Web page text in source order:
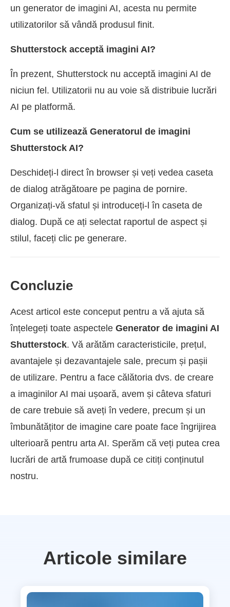
un generator de imagini AI, acesta nu permite
utilizatorilor să vândă produsul finit.
Shutterstock acceptă imagini AI?
În prezent, Shutterstock nu acceptă imagini AI de
niciun fel. Utilizatorii nu au voie să distribuie lucrări
AI pe platformă.
Cum se utilizează Generatorul de imagini
Shutterstock AI?
Deschideți-l direct în browser și veți vedea caseta
de dialog atrăgătoare pe pagina de pornire.
Organizați-vă sfatul și introduceți-l în caseta de
dialog. După ce ați selectat raportul de aspect și
stilul, faceți clic pe generare.
Concluzie
Acest articol este conceput pentru a vă ajuta să
înțelegeți toate aspectele Generator de imagini AI
Shutterstock. Vă arătăm caracteristicile, prețul,
avantajele și dezavantajele sale, precum și pașii
de utilizare. Pentru a face călătoria dvs. de creare
a imaginilor AI mai ușoară, avem și câteva sfaturi
de care trebuie să aveți în vedere, precum și un
îmbunătățitor de imagine care poate face îngrijirea
ulterioară pentru arta AI. Sperăm că veți putea crea
lucrări de artă frumoase după ce citiți conținutul
nostru.
Articole similare